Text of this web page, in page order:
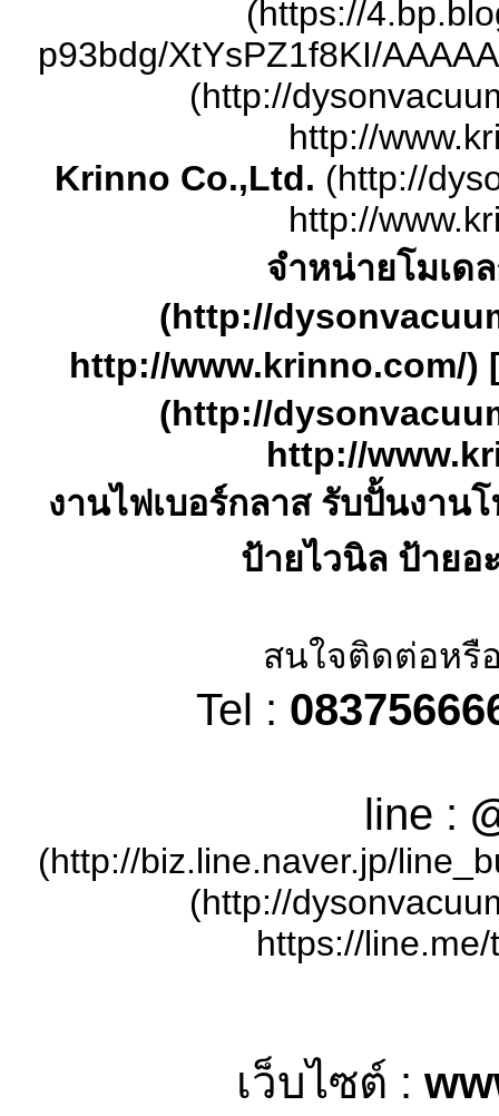
(https://
p93bdg/XtYsPZ1f8KI/
(http://
http://
Krinno Co.,Ltd. (http://
http://
จำหน่ายโมเด
(http://
http://www.krinno.com/)
(http://
http://
งานไฟเบอร์กลาส รับปั้นงาน
ป้ายไวนิล ป้ายอ
สนใจติดต่อหรื
Tel :
line :
(http://biz.line.naver.jp/
(http://
https://
เว็บไซต์ :